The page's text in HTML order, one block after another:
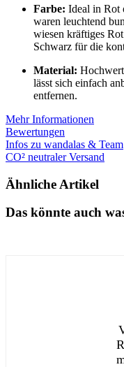
Farbe: Ideal in Rot
waren leuchtend
wiesen kräftiges
Schwarz für die
Material:
lässt sich einfach
entfernen.
Mehr Informationen
Bewertungen
Infos zu wandalas & Team
CO² neutraler Versand
Ähnliche Artikel
Das könnte auch